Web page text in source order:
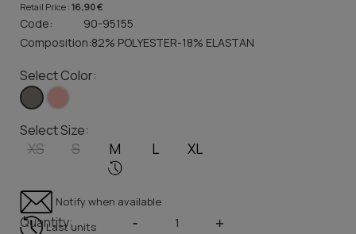
Retail Price : 16,90 €
Code:
90-95155
Composition:82% POLYESTER-18% ELASTAN
Select Color:
Select Size:
XS S M L XL
Notify when available
Last units
Quantity: - +